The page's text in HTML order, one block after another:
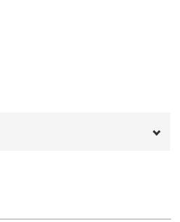
、美しく仕上げるためのコツも